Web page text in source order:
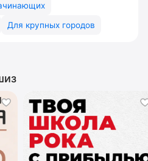
Для крупных городов